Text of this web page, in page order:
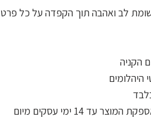
לב ואהבה תוך הקפדה על כל פרט
הקניה
היהלומים
משלוח חינם לכל הארץ והתחייבות לאספקת המוצר עד 14 ימי עסקים מיום